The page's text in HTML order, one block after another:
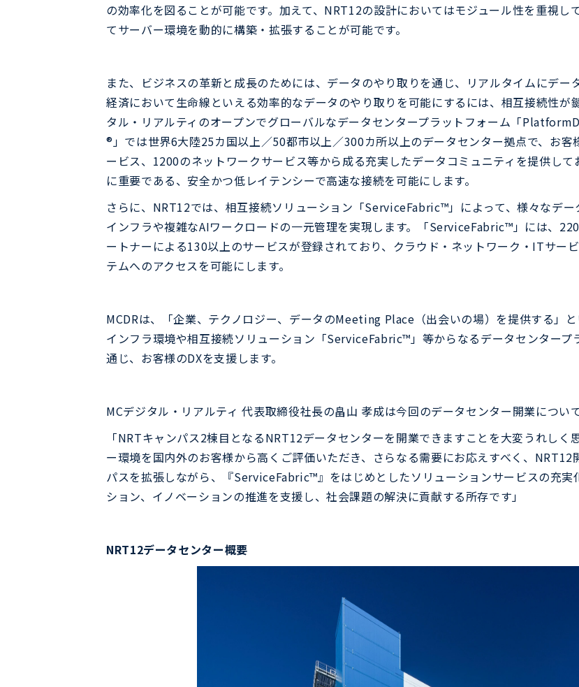
の効率化を図ることが可能です。加えて、NRT12の設計においてはモジュール性を重視し
てサーバー環境を動的に構築・拡張することが可能です。
また、ビジネスの革新と成長のためには、データのやり取りを通じ、リアルタイムにデ
経済において生命線といえる効率的なデータのやり取りを可能にするには、相互接続性が
タル・リアルティのオープンでグローバルなデータセンタープラットフォーム「
®」では世界6大陸25カ国以上／50都市以上／300カ所以上のデータセンター拠点で、お
ービス、1200のネットワークサービス等から成る充実したデータコミュニティを提供し
に重要である、安全かつ低レイテンシーで高速な接続を可能にします。
さらに、NRT12では、相互接続ソリューション「ServiceFabric™」によって、様々なデ
インフラや複雑なAIワークロードの一元管理を実現します。「ServiceFabric™」には、
ートナーによる130以上のサービスが登録されており、クラウド・ネットワーク・ITサー
テムへのアクセスを可能にします。
MCDRは、「企業、テクノロジー、データのMeeting Place（出会いの場）を提供する」
インフラ環境や相互接続ソリューション「ServiceFabric™」等からなるデータセンター
通じ、お客様のDXを支援します。
MCデジタル・リアルティ 代表取締役社長の畠山 孝成は今回のデータセンター開業につい
「NRTキャンパス2棟目となるNRT12データセンターを開業できますことを大変うれしく
ー環境を国内外のお客様から高くご評価いただき、さらなる需要にお応えすべく、
パスを拡張しながら、『ServiceFabric™』をはじめとしたソリューションサービスの充実
ション、イノベーションの推進を支援し、社会課題の解決に貢献する所存です」
NRT12データセンター概要